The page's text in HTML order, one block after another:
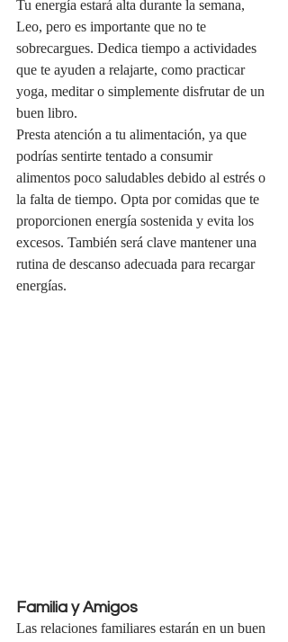
Tu energía estará alta durante la semana,
Leo, pero es importante que no te
sobrecargues. Dedica tiempo a actividades
que te ayuden a relajarte, como practicar
yoga, meditar o simplemente disfrutar de un
buen libro.
Presta atención a tu alimentación, ya que
podrías sentirte tentado a consumir
alimentos poco saludables debido al estrés o
la falta de tiempo. Opta por comidas que te
proporcionen energía sostenida y evita los
excesos. También será clave mantener una
rutina de descanso adecuada para recargar
energías.
Familia y Amigos
Las relaciones familiares estarán en un buen